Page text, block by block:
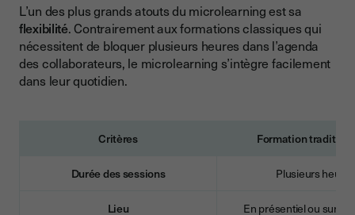
L’un des plus grands atouts du microlearning est sa
flexibilité. Contrairement aux formations classiques qui
nécessitent de bloquer plusieurs heures dans l’agenda
des collaborateurs, le microlearning s’intègre facilement
dans leur quotidien.
Critères Formation
Durée des sessions Plusieurs heures
Lieu En présentiel ou sur